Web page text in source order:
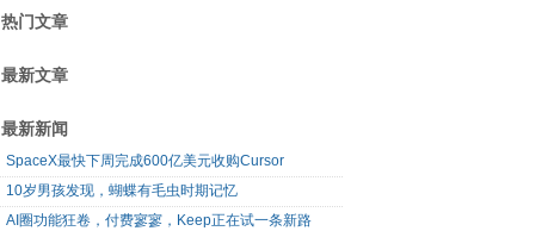
热门文章
最新文章
最新新闻
SpaceX最快下周完成600亿美元收购Cursor
10岁男孩发现，蝴蝶有毛虫时期记忆
AI圈功能狂卷，付费寥寥，Keep正在试一条新路